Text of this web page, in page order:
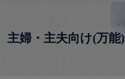
主婦・主夫向け(万能)